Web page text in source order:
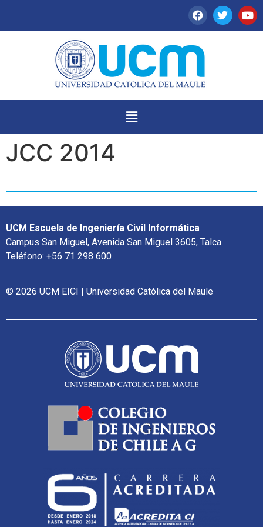
JCC 2014
UCM Escuela de Ingeniería Civil Informática
Campus San Miguel, Avenida San Miguel 3605, Talca.
Teléfono: +56 71 298 600
© 2026 UCM EICI | Universidad Católica del Maule